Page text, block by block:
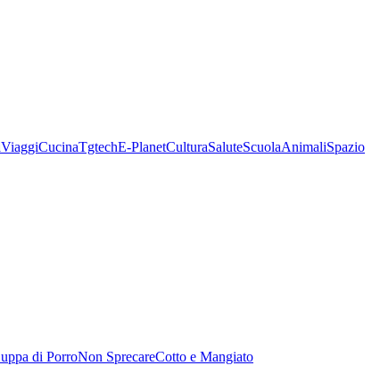
ViaggiCucinaTgtechE-PlanetCulturaSaluteScuolaAnimaliSpazio
di PorroNon SprecareCotto e Mangiato